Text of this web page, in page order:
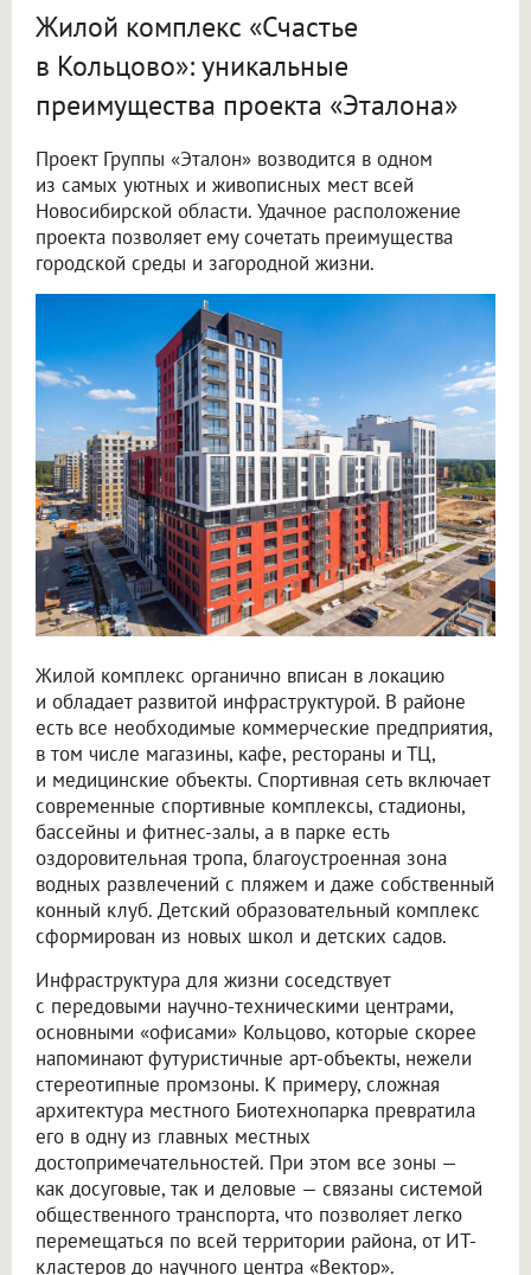
Жилой комплекс «Счастье
в Кольцово»: уникальные
преимущества проекта «Эталона»
Проект Группы «Эталон» возводится в одном
из самых уютных и живописных мест всей
Новосибирской области. Удачное расположение
проекта позволяет ему сочетать преимущества
городской среды и загородной жизни.
Жилой комплекс органично вписан в локацию
и обладает развитой инфраструктурой. В районе
есть все необходимые коммерческие предприятия,
в том числе магазины, кафе, рестораны и ТЦ,
и медицинские объекты. Спортивная сеть включает
современные спортивные комплексы, стадионы,
бассейны и фитнес-залы, а в парке есть
оздоровительная тропа, благоустроенная зона
водных развлечений с пляжем и даже собственный
конный клуб. Детский образовательный комплекс
сформирован из новых школ и детских садов.
Инфраструктура для жизни соседствует
с передовыми научно-техническими центрами,
основными «офисами» Кольцово, которые скорее
напоминают футуристичные арт-объекты, нежели
стереотипные промзоны. К примеру, сложная
архитектура местного Биотехнопарка превратила
его в одну из главных местных
достопримечательностей. При этом все зоны —
как досуговые, так и деловые — связаны системой
общественного транспорта, что позволяет легко
перемещаться по всей территории района, от ИТ-
кластеров до научного центра «Вектор».